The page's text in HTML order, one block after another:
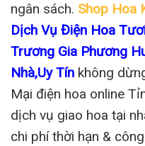
ngân sách. Shop Hoa
Dịch Vụ Điện Hoa
Trương Gia Phương
Nhà,Uy Tín không
Mại điện hoa online
dịch vụ giao hoa tại
chi phí thời hạn &